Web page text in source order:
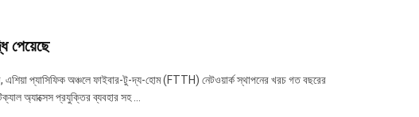
পেয়েছে
এশিয়া প্যাসিফিক অঞ্চলে ফাইবার-টু-দ্য-হোম (FTTH) নেটওয়ার্ক স্থাপনের খরচ গত বছরের
অ্যাক্সেস প্রযুক্তির ব্যবহার সহ ...